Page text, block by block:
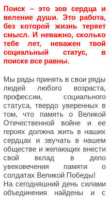
Поиск – это зов сердца и
веление души. Это работа,
без которой жизнь теряет
смысл. И неважно, сколько
тебе лет, неважен твой
социальный статус, в
поиске все равны.
Мы рады принять в свои ряды
людей любого возраста,
профессии, социального
статуса, твердо уверенных в
том, что память о Великой
Отечественной войне и ее
героях должна жить в наших
сердцах и звучать в нашем
обществе и желающих внести
свой вклад в дело
увековечения памяти о
солдатах Великой Победы!
На сегодняшний день силами
объединения найдены и с